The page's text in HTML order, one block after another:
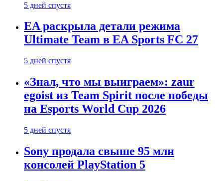
5 дней спустя
EA раскрыла детали режима
Ultimate Team в EA Sports FC 27
5 дней спустя
«Знал, что мы выиграем»: zaur
egoist из Team Spirit после победы
на Esports World Cup 2026
5 дней спустя
Sony продала свыше 95 млн
консолей PlayStation 5